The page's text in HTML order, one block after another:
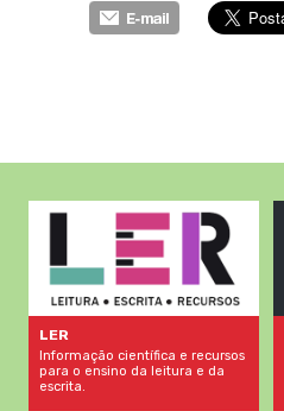
LER
Informação científica e recursos
para o ensino da leitura e da
escrita.